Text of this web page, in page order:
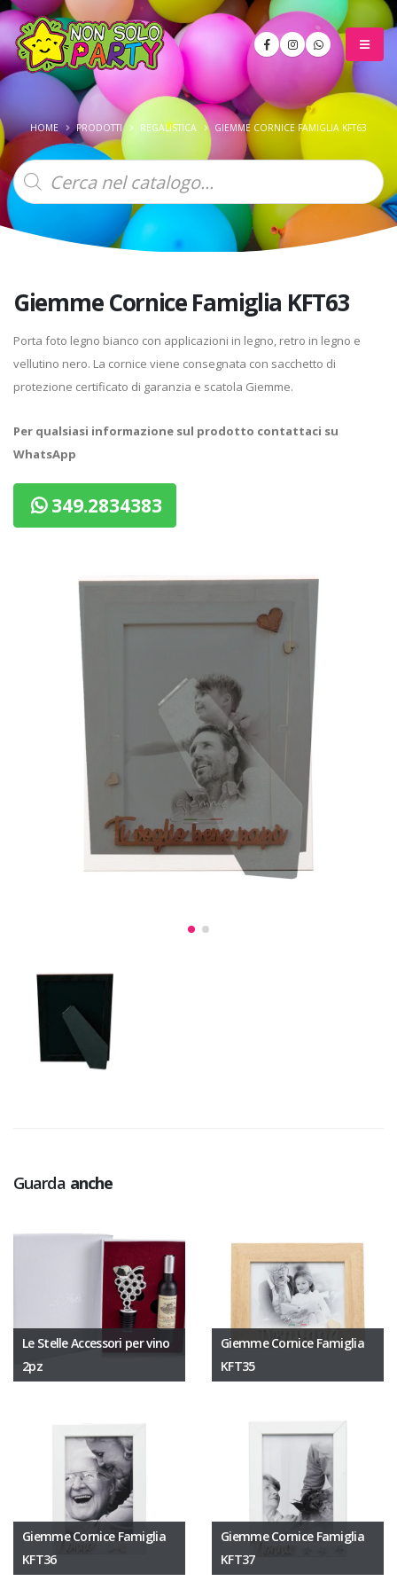
HOME PRODOTTI REGALISTICA GIEMME CORNICE FAMIGLIA KFT63
Products
search
Giemme Cornice Famiglia KFT63
Porta foto legno bianco con applicazioni in legno, retro in legno e
vellutino nero. La cornice viene consegnata con sacchetto di
protezione certificato di garanzia e scatola Giemme.
Per qualsiasi informazione sul prodotto contattaci su
WhatsApp
349.2834383
Guarda anche
Le Stelle Accessori per vino
2pz
Giemme Cornice Famiglia
KFT35
Giemme Cornice Famiglia
KFT36
Giemme Cornice Famiglia
KFT37